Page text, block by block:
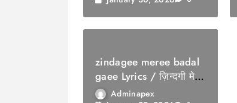
zindagee meree badal
gaee Lyrics / ज़िन्दगी मेरी
बदल गईAdminapex